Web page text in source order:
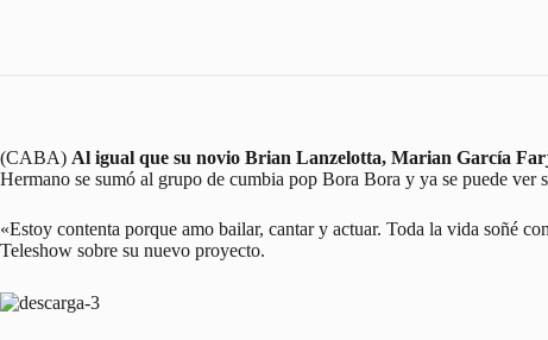
(CABA) Al igual que su novio Brian Lanzelotta, Marian García
Hermano se sumó al grupo de cumbia pop Bora Bora y ya se puede ver
«Estoy contenta porque amo bailar, cantar y actuar. Toda la vida soñé
Teleshow sobre su nuevo proyecto.